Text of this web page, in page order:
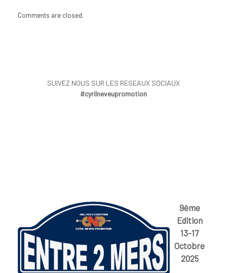
Comments are closed.
SUIVEZ NOUS SUR LES RESEAUX SOCIAUX
#cyrilneveupromotion
9ème
Edition
13-17
Octobre
2025